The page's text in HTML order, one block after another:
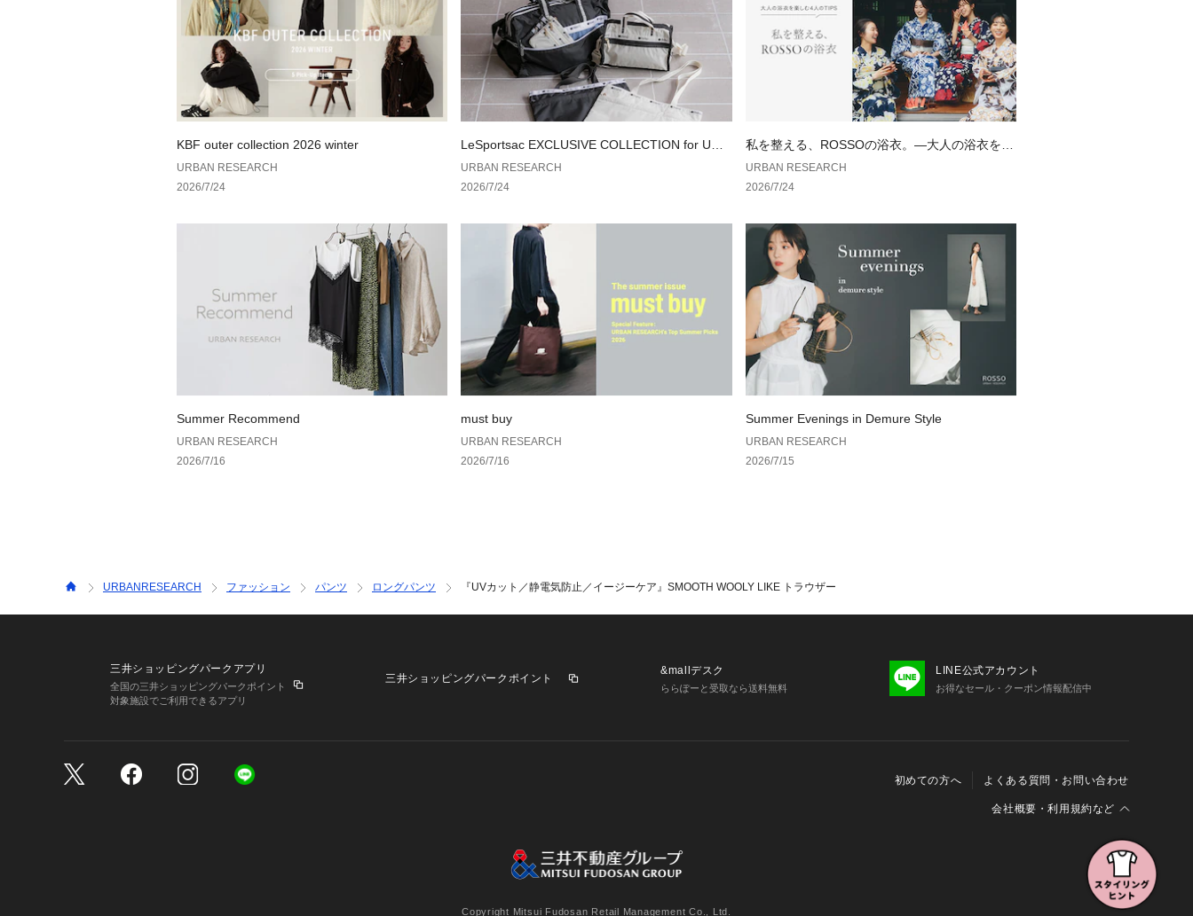
・ワンタック仕様による程よくゆとりのあるシルエッ
・裾は絞り調整ができるドローコード付き。
・同素材のトップスとセットアップで着用可能。
【2026 Spring/Summer】【26SS】
す。予めご了承ください。
▼お気に入り登録のおすすめ▼
お気に入り登録された商品は、マイページにて現在の価
格情報や在庫状況の確認が可能です。
お買い物リストの管理にぜひご利用ください。
透け感 : なし
伸縮性 : ややあり
裏地 : なし
光沢 : なし
ポケット : あり
KBF outer collection 2026 winter
URBAN RESEARCH
2026/7/24
LeSportsac EXCLUSIVE COLLECTION for URB
AN RESEARCH
URBAN RESEARCH
2026/7/24
私を整える、ROSSOの浴衣。—大人の浴衣を楽
しむ、4人のTIPS—
URBAN RESEARCH
2026/7/24
Summer Recommend
URBAN RESEARCH
2026/7/16
must buy
URBAN RESEARCH
2026/7/16
Summer Evenings in Demure Style
URBAN RESEARCH
2026/7/15
URBANRESEARCH ファッション パンツ ロングパンツ 『UVカット／静電気防止／イージーケア』SMOOTH WOOLY LIKE トラウザー
三井ショッピングパークアプリ
全国の三井ショッピングパークポイント
対象施設でご利用できるアプリ
三井ショッピングパークポイント
&mallデスク
ららぽーと受取なら送料無料
LINE公式アカウント
お得なセール・クーポン情報配信中
初めての方へ よくある質問・お問い合わせ
会社概要・利用規約など
特定商取引に関する法律に基づく表示
個人情報保護方針 個人情報の取り扱いについて
Cookieおよびアクセスログについて
三井不動産グループ ソーシャルメディアガイドライン
Copyright Mitsui Fudosan Retail Management Co., Ltd.